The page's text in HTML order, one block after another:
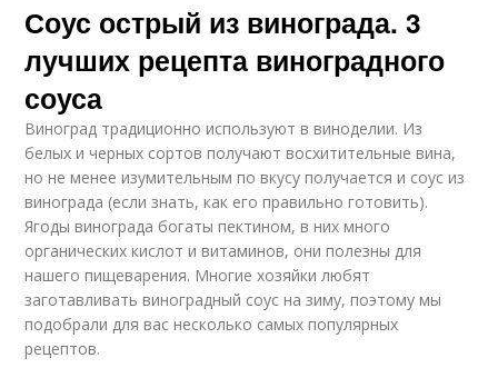
Соус острый из винограда. 3
лучших рецепта виноградного
соуса
Виноград традиционно используют в виноделии. Из
белых и черных сортов получают восхитительные вина,
но не менее изумительным по вкусу получается и соус из
винограда (если знать, как его правильно готовить).
Ягоды винограда богаты пектином, в них много
органических кислот и витаминов, они полезны для
нашего пищеварения. Многие хозяйки любят
заготавливать виноградный соус на зиму, поэтому мы
подобрали для вас несколько самых популярных
рецептов.